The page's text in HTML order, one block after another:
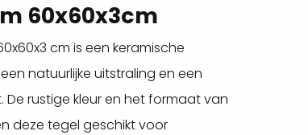
60x60x3cm
cm is een keramische
natuurlijke uitstraling en een
rustige kleur en het formaat van
deze tegel geschikt voor